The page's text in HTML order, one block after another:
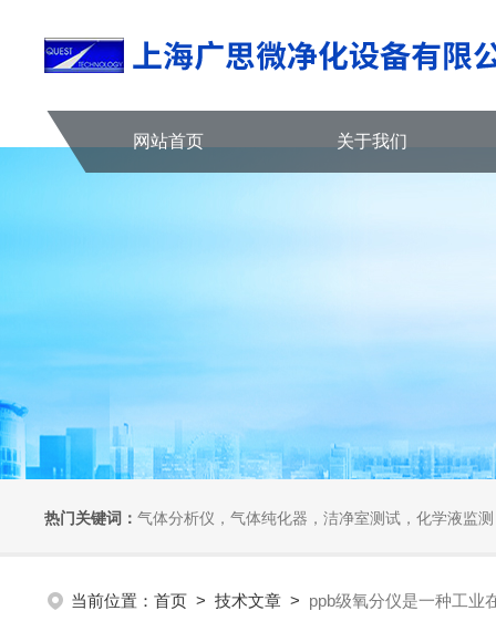
网站首页 关于我们
热门关键词： 气体分析仪，气体纯化器，洁净室测试，化学液监
当前位置： 首页 > 技术文章 > ppb级氧分仪是一种工业